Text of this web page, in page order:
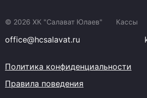
© 2026 ХК "Салават Юлаев" Кассы
office@hcsalavat.ru
Политика конфиденциальности
Правила поведения